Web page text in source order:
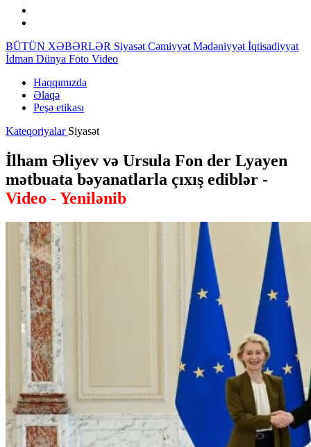
BÜTÜN XƏBƏRLƏR Siyasət Cəmiyyət Mədəniyyət İqtisadiyyat
İdman Dünya Foto Video
Haqqımızda
Əlaqə
Peşə etikası
Kateqoriyalar Siyasət
İlham Əliyev və Ursula Fon der Lyayen
mətbuata bəyanatlarla çıxış ediblər -
Video - Yenilənib